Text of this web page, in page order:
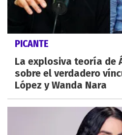
PICANTE
La explosiva teoría de
sobre el verdadero
López y Wanda Nara